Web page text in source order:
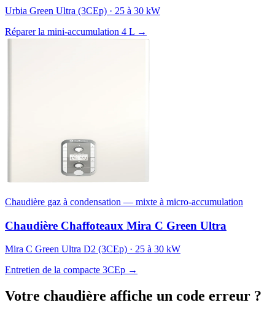
Urbia Green Ultra (3CEp) · 25 à 30 kW
Réparer la mini-accumulation 4 L →
Chaudière gaz à condensation — mixte à micro-accumulation
Chaudière Chaffoteaux Mira C Green Ultra
Mira C Green Ultra D2 (3CEp) · 25 à 30 kW
Entretien de la compacte 3CEp →
Votre chaudière affiche un code erreur ?